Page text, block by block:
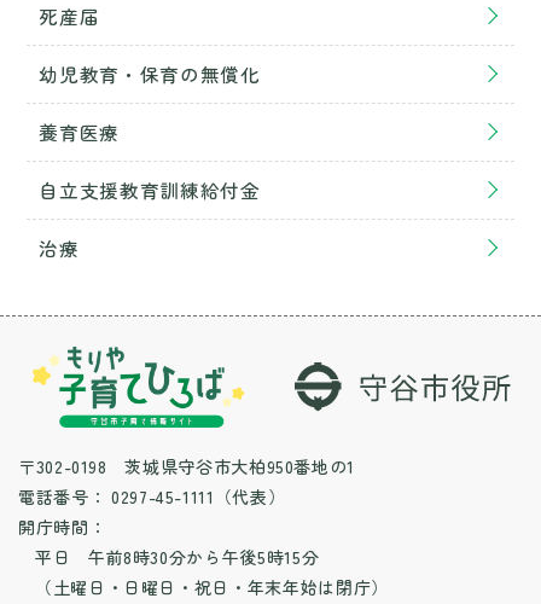
死産届
幼児教育・保育の無償化
養育医療
自立支援教育訓練給付金
治療
〒302-0198 茨城県守谷市大柏950番地の1
電話番号： 0297-45-1111（代表）
開庁時間：
平日 午前8時30分から午後5時15分
（土曜日・日曜日・祝日・年末年始は閉庁）